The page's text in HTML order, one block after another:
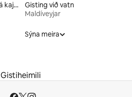
Gisting sem býður upp á kajak
Gisting við vatn
Maldíveyjar
Sýna meira
Gistiheimili